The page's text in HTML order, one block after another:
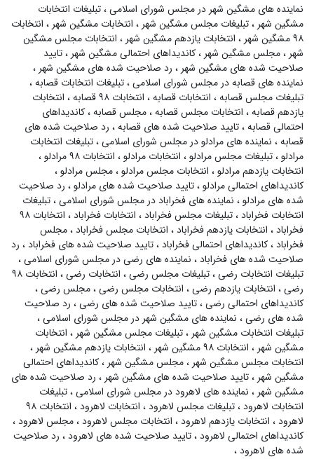
نماینده های مشگین شهر در مجلس شورای اسلامی،تبلیغات انتخابات
مشگین شهر ،تبلیغات مجلس مشگین شهر ، انتخابات مشگین شهر ، انتخابات
۹۸ مشگین شهر
، انتخابات یازدهم مشگین شهر ، انتخابات مجلس مشگین
شهر ،مجلس مشگین شهر ،کاندیداهای احتمالی مشگین شهر ،تایید
صلاحیت شده های مشگین شهر ، رد صلاحیت شده های مشگین شهر ،
نماینده های قصابه در مجلس شورای اسلامی،تبلیغات انتخابات قصابه،
تبلیغات مجلس قصابه، انتخابات قصابه، انتخابات ۹۸ قصابه ، انتخابات
یازدهم قصابه، انتخابات مجلس قصابه،مجلس قصابه،کاندیداهای
احتمالی قصابه،تایید صلاحیت شده های قصابه، رد صلاحیت شده های
قصابه، نماینده های مرادلو در مجلس شورای اسلامی،تبلیغات انتخابات
مرادلو،تبلیغات مجلس مرادلو، انتخابات مرادلو، انتخابات ۹۸ مرادلو
،
انتخابات یازدهم مرادلو، انتخابات مجلس مرادلو،مجلس مرادلو،
کاندیداهای احتمالی مرادلو،تایید صلاحیت شده های مرادلو، رد صلاحیت
شده های مرادلو، نماینده های فخراباد در مجلس شورای اسلامی،تبلیغات
انتخابات فخراباد،تبلیغات مجلس فخراباد، انتخابات فخراباد،
انتخابات ۹۸
فخراباد، انتخابات یازدهم فخراباد، انتخابات مجلس فخراباد،مجلس
فخراباد،کاندیداهای احتمالی فخراباد،تایید صلاحیت شده های فخراباد، رد
صلاحیت شده های فخراباد، نماینده های رضی در مجلس شورای اسلامی،
تبلیغات انتخابات رضی،تبلیغات مجلس رضی، انتخابات رضی،
انتخابات ۹۸
رضی، انتخابات یازدهم رضی، انتخابات مجلس رضی،مجلس رضی،
کاندیداهای احتمالی رضی،تایید صلاحیت شده های رضی، رد صلاحیت
شده های رضی، نماینده های مشگین شهر در مجلس شورای اسلامی،
تبلیغات انتخابات مشگین شهر ،تبلیغات مجلس مشگین شهر ، انتخابات
مشگین شهر ، انتخابات ۹۸ مشگین شهر ، انتخابات یازدهم مشگین شهر ،
انتخابات مجلس مشگین شهر ،مجلس مشگین شهر ،کاندیداهای احتمالی
مشگین شهر ،تایید صلاحیت شده های مشگین شهر ، رد صلاحیت شده های
مشگین شهر ، نماینده های لاهرود در مجلس شورای اسلامی،تبلیغات
انتخابات لاهرود،تبلیغات مجلس لاهرود، انتخابات لاهرود،
انتخابات ۹۸
لاهرود، انتخابات یازدهم لاهرود، انتخابات مجلس لاهرود،مجلس لاهرود،
کاندیداهای احتمالی لاهرود،تایید صلاحیت شده های لاهرود، رد صلاحیت
شده های لاهرود،